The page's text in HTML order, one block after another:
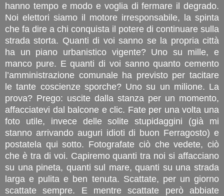
hanno tempo e modo e voglia di fermare il degrado.
Noi elettori siamo il motore irresponsabile, la spinta
che fa dire a chi conquista il potere di continuare sulla
strada storta. Quanti di voi sanno se la propria città
ha un piano urbanistico vigente? Uno su mille, e
manco pure. E quanti di voi sanno quanto cemento
l’amministrazione comunale ha previsto per tacitare
le tante coscienze sporche? Uno su un milione. La
prova? Prego: uscite dalla stanza per un momento,
affacciatevi dal balcone e clic. Fate per una volta una
foto utile, invece delle solite stupidaggini (già mi
stanno arrivando auguri idioti di buon Ferragosto) e
postatela qui sotto. Fotografate ciò che vedete, ciò
che è tra di voi. Capiremo quanti tra noi si affacciano
su una pineta, quanti sul mare, quanti su una strada
larga e pulita e ben tenuta. Scattate, per un giorno
scattate sempre. E mentre scattate però abbiate